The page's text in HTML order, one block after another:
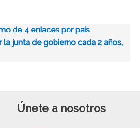
de 4 enlaces por país
junta de gobierno cada 2 años,
Únete a nosotros